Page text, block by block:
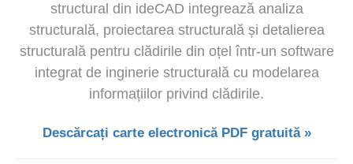
structural din ideCAD integrează analiza
structurală, proiectarea structurală și detalierea
structurală pentru clădirile din oțel într-un software
integrat de inginerie structurală cu modelarea
informațiilor privind clădirile.
Descărcați carte electronică PDF gratuită »